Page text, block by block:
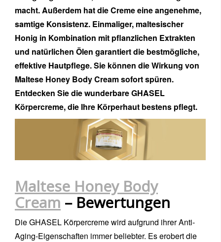
macht. Außerdem hat die Creme eine angenehme,
samtige Konsistenz. Einmaliger, maltesischer
Honig in Kombination mit pflanzlichen Extrakten
und natürlichen Ölen garantiert die bestmögliche,
effektive Hautpflege. Sie können die Wirkung von
Maltese Honey Body Cream sofort spüren.
Entdecken Sie die wunderbare GHASEL
Körpercreme, die Ihre Körperhaut bestens pflegt.
Maltese Honey Body
Cream – Bewertungen
Die GHASEL Körpercreme wird aufgrund ihrer Anti-
Aging-Eigenschaften immer beliebter. Es erobert die